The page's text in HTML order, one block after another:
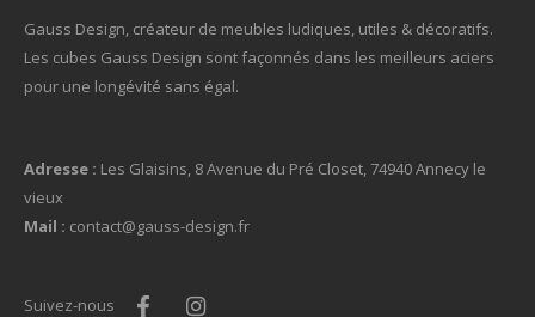
Gauss Design, créateur de meubles ludiques, utiles & décoratifs.
Les cubes Gauss Design sont façonnés dans les meilleurs aciers
pour une longévité sans égal.
Adresse : Les Glaisins, 8 Avenue du Pré Closet, 74940 Annecy le
vieux
Mail : contact@gauss-design.fr
Suivez-nous